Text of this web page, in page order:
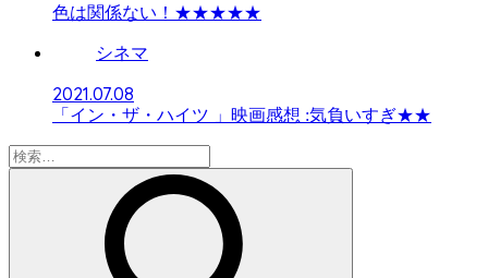
色は関係ない！★★★★★
シネマ
2021.07.08
「イン・ザ・ハイツ 」映画感想 :気負いすぎ★★
検
索: